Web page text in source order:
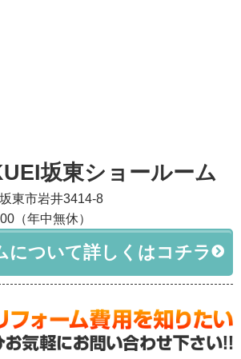
坂東ショールーム
東市岩井3414-8
（年中無休）
について詳しくはコチラ